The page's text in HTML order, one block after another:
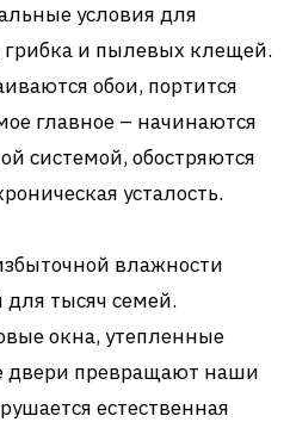
условия для
и пылевых клещей.
обои, портится
главное – начинаются
системой, обостряются
усталость.
влажности
для тысяч семей.
окна, утепленные
двери превращают наши
естественная